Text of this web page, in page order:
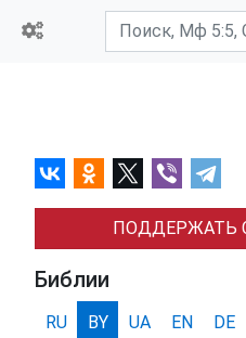
ПОДДЕРЖАТЬ
Библии
RU BY UA EN DE